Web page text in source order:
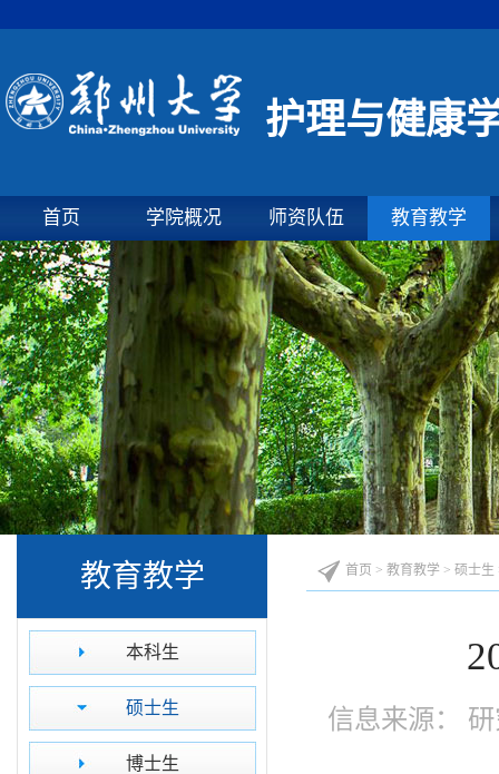
护理与健康
首页 学院概况 师资队伍 教育教学
教育教学
本科生
硕士生
博士生
首页 > 教育教学 > 硕士生
信息来源：